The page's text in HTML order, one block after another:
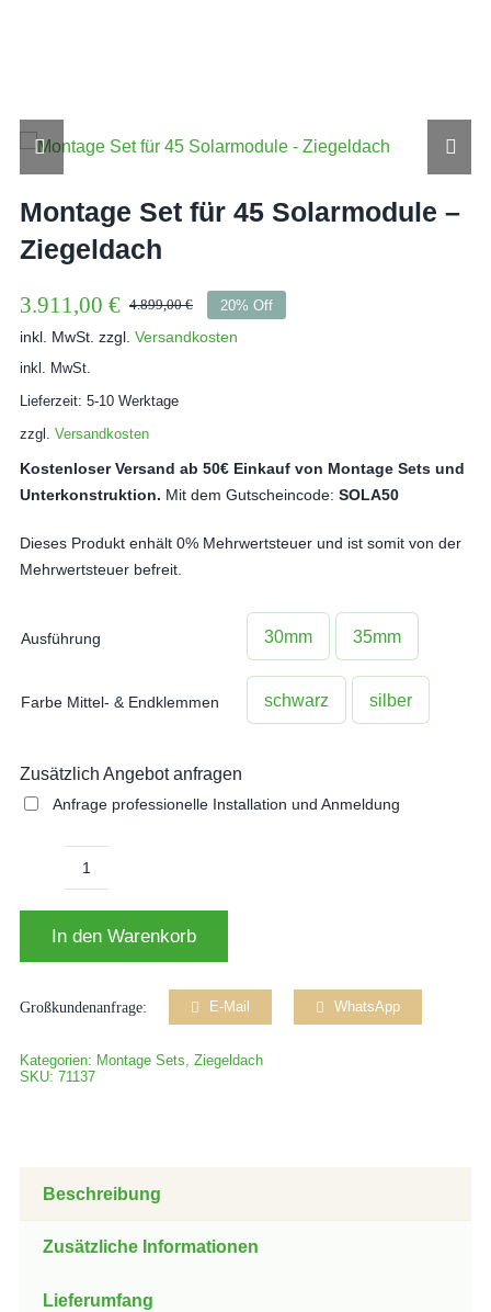
Montage Set für 45 Solarmodule –
Ziegeldach
4.899,00€Ursprünglicher
Preis
3.911,00 €
Aktueller
Preis
20% Off
inkl. MwSt. zzgl. Versandkosten
inkl. MwSt.
Lieferzeit: 5-10 Werktage
zzgl. Versandkosten
Kostenloser Versand ab 50€ Einkauf von Montage Sets und
Unterkonstruktion. Mit dem Gutscheincode: SOLA50
Dieses Produkt enhält 0% Mehrwertsteuer und ist somit von der
Mehrwertsteuer befreit.
Ausführung 30mm 35mm
Farbe Mittel- & Endklemmen schwarz silber
Zusätzlich Angebot anfragen
Anfrage professionelle Installation und Anmeldung
Set
für
Solarmodule
Ziegeldach
In den Warenkorb
Großkundenanfrage: E-Mail WhatsApp
Kategorien: Montage Sets, Ziegeldach
SKU: 71137
Beschreibung
Zusätzliche Informationen
Lieferumfang